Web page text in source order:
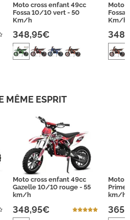
Moto cross enfant 49cc
Fossa 10/10 vert - 50
Km/h
348,95€
Moto
Fossa
Km/h
MÊME ESPRIT
Moto cross enfant 49cc
Gazelle 10/10 rouge - 55
km/h
348,95€
Moto
Prime
km/h